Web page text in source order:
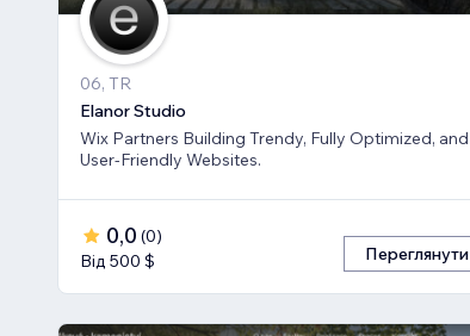
06, TR
Elanor Studio
Wix Partners Building Trendy, Fully Optimized, and
User-Friendly Websites.
0,0 (0)
Від 500 $
Переглянути